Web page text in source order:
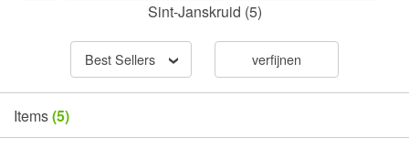
Sint-Janskruid (5)
Best Sellers verfijnen
Items(5)